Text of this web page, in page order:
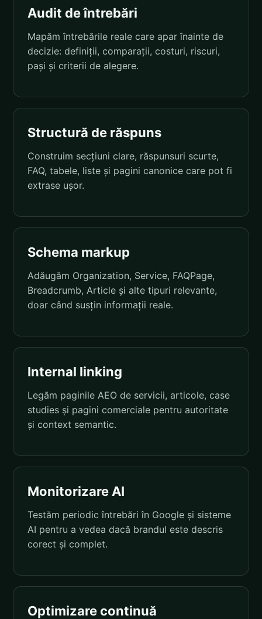
Audit de întrebări
Mapăm întrebările reale care apar înainte de
decizie: definiții, comparații, costuri, riscuri,
pași și criterii de alegere.
Structură de răspuns
Construim secțiuni clare, răspunsuri scurte,
FAQ, tabele, liste și pagini canonice care pot fi
extrase ușor.
Schema markup
Adăugăm Organization, Service, FAQPage,
Breadcrumb, Article și alte tipuri relevante,
doar când susțin informații reale.
Internal linking
Legăm paginile AEO de servicii, articole, case
studies și pagini comerciale pentru autoritate
și context semantic.
Monitorizare AI
Testăm periodic întrebări în Google și sisteme
AI pentru a vedea dacă brandul este descris
corect și complet.
Optimizare continuă